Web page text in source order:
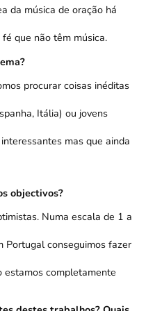
da música de oração há
que não têm música.
procurar coisas inéditas
Itália) ou jovens
mas que ainda
objectivos?
Numa escala de 1 a
Portugal conseguimos fazer
estamos completamente